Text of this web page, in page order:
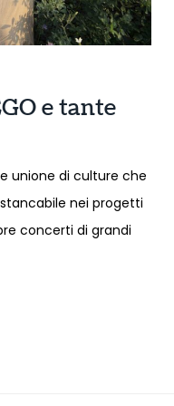
e tante
unione di culture che
nei progetti
concerti di grandi